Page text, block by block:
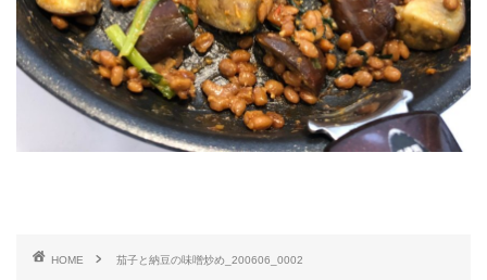
HOME 茄子と納豆の味噌炒め_200606_0002